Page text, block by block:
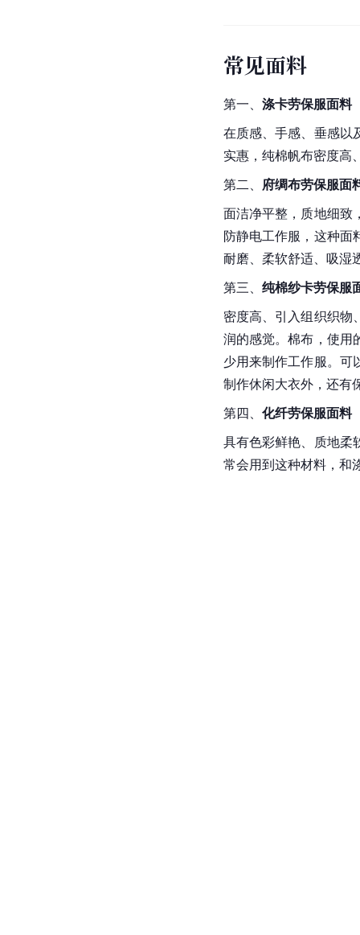
常见面料
第一、 涤卡劳保服面料
在质感、手感、垂感以
实惠，纯棉帆布密度高
第二、 府绸布劳保服面
面洁净平整，质地细致
防静电工作服，这种面
耐磨、柔软舒适、吸湿
第三、 纯棉纱卡劳保服
密度高、引入组织织物
润的感觉。棉布，使用
少用来制作工作服。可
制作休闲大衣外，还有
第四、 化纤劳保服面料
具有色彩鲜艳、质地柔
常会用到这种材料，和